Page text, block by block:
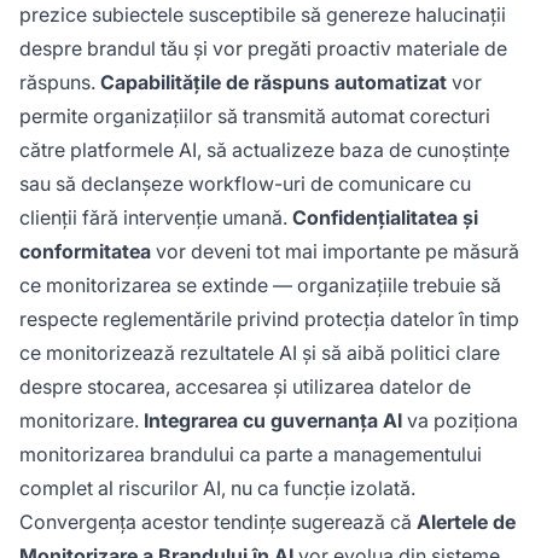
prezice subiectele susceptibile să genereze halucinații
despre brandul tău și vor pregăti proactiv materiale de
răspuns. Capabilitățile de răspuns automatizat vor
permite organizațiilor să transmită automat corecturi
către platformele AI, să actualizeze baza de cunoștințe
sau să declanșeze workflow-uri de comunicare cu
clienții fără intervenție umană. Confidențialitatea și
conformitatea vor deveni tot mai importante pe măsură
ce monitorizarea se extinde — organizațiile trebuie să
respecte reglementările privind protecția datelor în timp
ce monitorizează rezultatele AI și să aibă politici clare
despre stocarea, accesarea și utilizarea datelor de
monitorizare. Integrarea cu guvernanța AI va poziționa
monitorizarea brandului ca parte a managementului
complet al riscurilor AI, nu ca funcție izolată.
Convergența acestor tendințe sugerează că Alertele de